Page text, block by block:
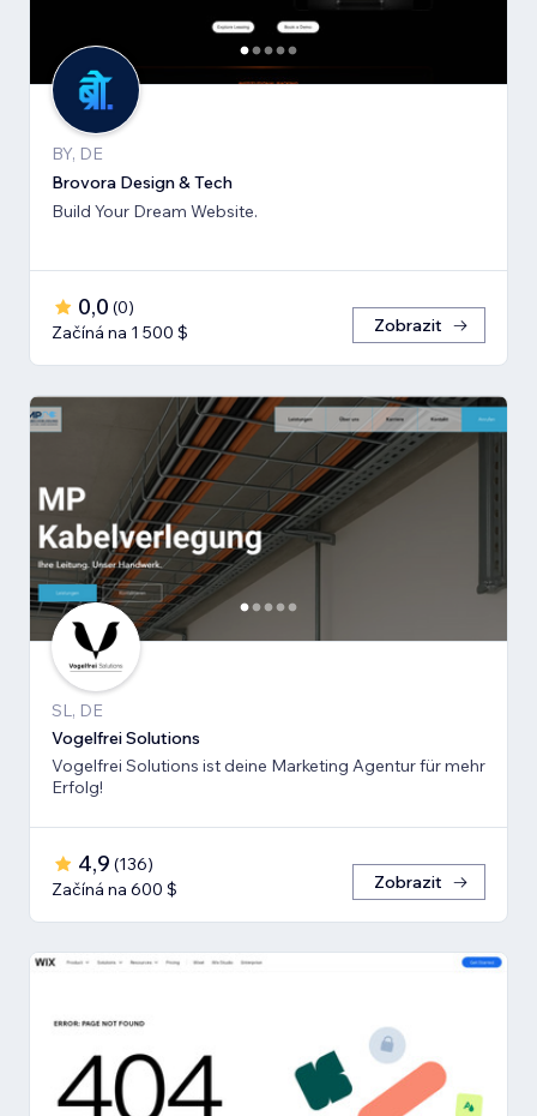
BY, DE
Brovora Design & Tech
Build Your Dream Website.
0,0 (0)
Začíná na 1 500 $
Zobrazit
SL, DE
Vogelfrei Solutions
Vogelfrei Solutions ist deine Marketing Agentur für mehr
Erfolg!
4,9 (136)
Začíná na 600 $
Zobrazit